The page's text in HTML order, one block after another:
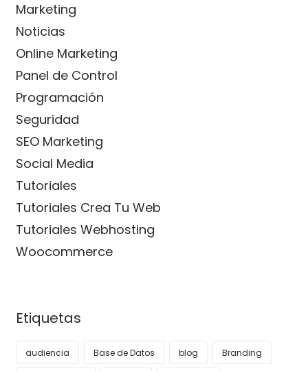
Marketing
Noticias
Online Marketing
Panel de Control
Programación
Seguridad
SEO Marketing
Social Media
Tutoriales
Tutoriales Crea Tu Web
Tutoriales Webhosting
Woocommerce
Etiquetas
audiencia Base de Datos blog Branding